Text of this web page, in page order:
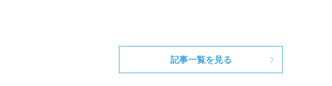
記事一覧を見る